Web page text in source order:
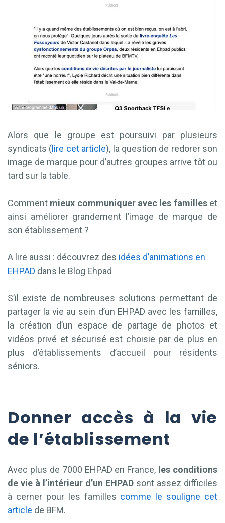
Alors que le groupe est poursuivi par plusieurs
syndicats (lire cet article), la question de redorer son
image de marque pour d’autres groupes arrive tôt ou
tard sur la table.
Comment mieux communiquer avec les familleset
ainsi améliorer grandement l’image de marque de
son établissement ?
A lire aussi : découvrez des idées d’animations en
EHPAD dans le Blog Ehpad
S’il existe de nombreuses solutions permettant de
partager la vie au sein d’un EHPAD avec les familles,
la création d’un espace de partage de photos et
vidéos privé et sécurisé est choisie par de plus en
plus d’établissements d’accueil pour résidents
séniors.
Donner accès à la vie
de l’établissement
Avec plus de 7000 EHPAD en France, les conditions
de vie à l’intérieur d’un EHPAD sont assez difficiles
à cerner pour les familles comme le souligne cet
article de BFM.